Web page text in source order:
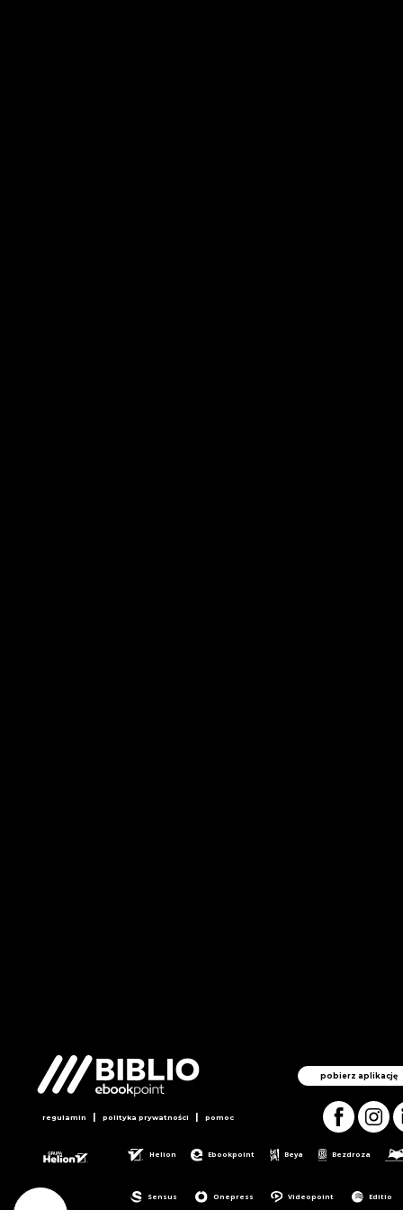
pobierz aplikację
regulamin | polityka prywatności | pomoc
Helion Ebookpoint Beya Bezdroza
Sensus Onepress Videopoint Editio